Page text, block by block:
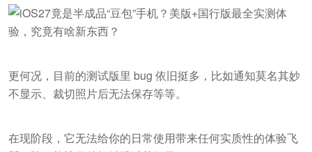
更何况，目前的测试版里 bug 依旧挺多，比如通知莫名其妙
不显示、裁切照片后无法保存等等。
在现阶段，它无法给你的日常使用带来任何实质性的体验飞